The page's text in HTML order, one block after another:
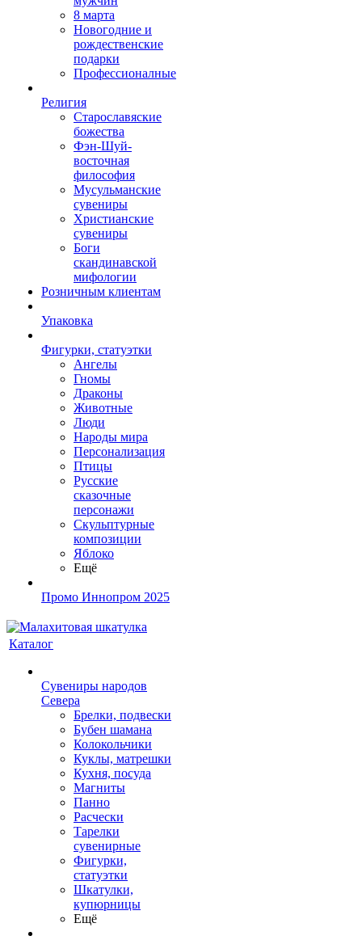
8 марта
Новогодние и
рождественские
подарки
Профессионалные
Религия
Старославяские
божества
Фэн-Шуй-
восточная
философия
Мусульманские
сувениры
Христианские
сувениры
Боги
скандинавской
мифологии
Розничным клиентам
Упаковка
Фигурки, статуэтки
Ангелы
Гномы
Драконы
Животные
Люди
Народы мира
Персонализация
Птицы
Русские
сказочные
персонажи
Скульптурные
композиции
Яблоко
Ещё
Промо Иннопром 2025
Каталог
Сувениры народов
Севера
Брелки, подвески
Бубен шамана
Колокольчики
Куклы, матрешки
Кухня, посуда
Магниты
Панно
Расчески
Тарелки
сувенирные
Фигурки,
статуэтки
Шкатулки,
купюрницы
Ещё